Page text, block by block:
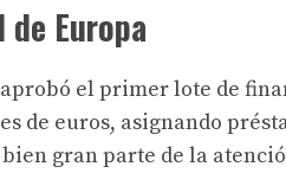
Europa
el primer lote de
de euros, asignando
gran parte de la